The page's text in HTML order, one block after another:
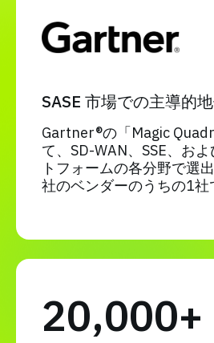
SASE 市場での主導的
Gartner®の「Magic
て、SD-WAN、SSE、およ
トフォームの各分野で選
社のベンダーのうちの1社
20,000+